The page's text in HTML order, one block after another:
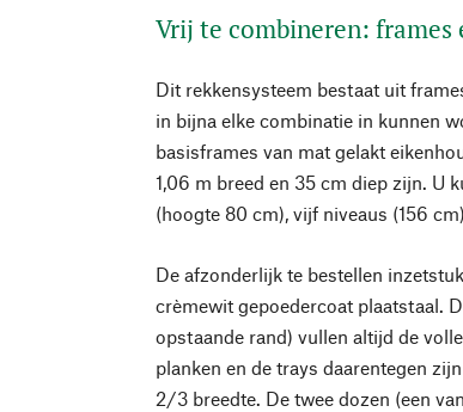
Vrij te combineren: frames
Dit rekkensysteem bestaat uit
in bijna elke combinatie in kunnen
basisframes van mat gelakt
1,06 m breed en 35 cm diep zijn. U
(hoogte 80 cm), vijf niveaus (156
De afzonderlijk te bestellen
crèmewit gepoedercoat plaatstaal.
opstaande rand) vullen altijd de
planken en de trays daarentegen
2/3 breedte. De twee dozen (een